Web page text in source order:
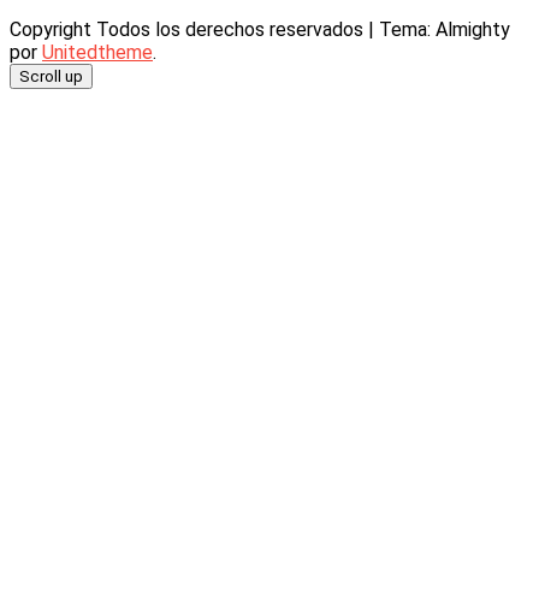
Copyright Todos los derechos reservados | Tema: Almighty
por Unitedtheme.
Scroll up